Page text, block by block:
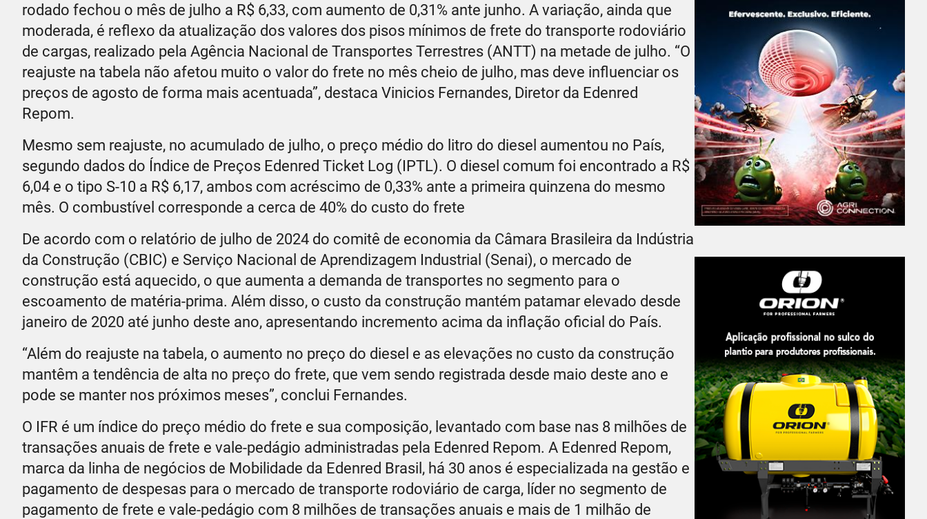
rodado fechou o mês de julho a R$ 6,33, com aumento de 0,31% ante junho. A variação, ainda que
moderada, é reflexo da atualização dos valores dos pisos mínimos de frete do transporte rodoviário
de cargas, realizado pela Agência Nacional de Transportes Terrestres (ANTT) na metade de julho. “O
reajuste na tabela não afetou muito o valor do frete no mês cheio de julho, mas deve influenciar os
preços de agosto de forma mais acentuada”, destaca Vinicios Fernandes, Diretor da Edenred
Repom.
Mesmo sem reajuste, no acumulado de julho, o preço médio do litro do diesel aumentou no País,
segundo dados do Índice de Preços Edenred Ticket Log (IPTL). O diesel comum foi encontrado a R$
6,04 e o tipo S-10 a R$ 6,17, ambos com acréscimo de 0,33% ante a primeira quinzena do mesmo
mês. O combustível corresponde a cerca de 40% do custo do frete
De acordo com o relatório de julho de 2024 do comitê de economia da Câmara Brasileira da Indústria
da Construção (CBIC) e Serviço Nacional de Aprendizagem Industrial (Senai), o mercado de
construção está aquecido, o que aumenta a demanda de transportes no segmento para o
escoamento de matéria-prima. Além disso, o custo da construção mantém patamar elevado desde
janeiro de 2020 até junho deste ano, apresentando incremento acima da inflação oficial do País.
“Além do reajuste na tabela, o aumento no preço do diesel e as elevações no custo da construção
mantêm a tendência de alta no preço do frete, que vem sendo registrada desde maio deste ano e
pode se manter nos próximos meses”, conclui Fernandes.
O IFR é um índice do preço médio do frete e sua composição, levantado com base nas 8 milhões de
transações anuais de frete e vale-pedágio administradas pela Edenred Repom. A Edenred Repom,
marca da linha de negócios de Mobilidade da Edenred Brasil, há 30 anos é especializada na gestão e
pagamento de despesas para o mercado de transporte rodoviário de carga, líder no segmento de
pagamento de frete e vale-pedágio com 8 milhões de transações anuais e mais de 1 milhão de